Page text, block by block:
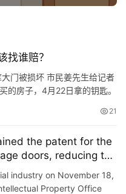
找谁赔？
门被损坏 市民姜先生给记者
的房子，4月22日拿的钥匙。
还说验收的时候，单子上没
反映的情况，记者采访…
21
the patent for the
doors, reducing the
the garage door.
industry on November 18,
Property Office